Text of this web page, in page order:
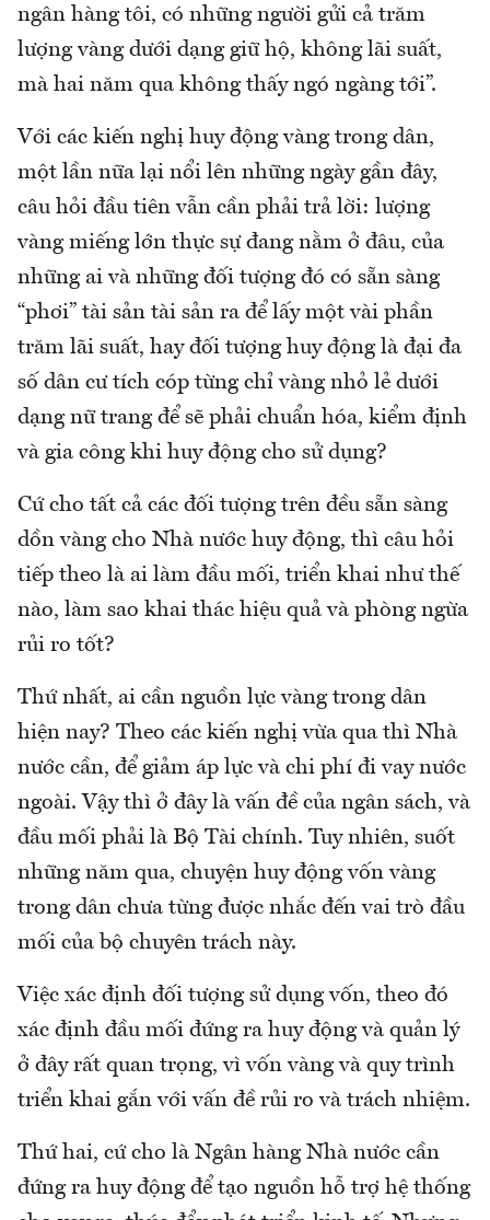
ngân hàng tôi, có những người gửi cả trăm
lượng vàng dưới dạng giữ hộ, không lãi suất,
mà hai năm qua không thấy ngó ngàng tới”.
Với các kiến nghị huy động vàng trong dân,
một lần nữa lại nổi lên những ngày gần đây,
câu hỏi đầu tiên vẫn cần phải trả lời: lượng
vàng miếng lớn thực sự đang nằm ở đâu, của
những ai và những đối tượng đó có sẵn sàng
“phơi” tài sản tài sản ra để lấy một vài phần
trăm lãi suất, hay đối tượng huy động là đại đa
số dân cư tích cóp từng chỉ vàng nhỏ lẻ dưới
dạng nữ trang để sẽ phải chuẩn hóa, kiểm định
và gia công khi huy động cho sử dụng?
Cứ cho tất cả các đối tượng trên đều sẵn sàng
dồn vàng cho Nhà nước huy động, thì câu hỏi
tiếp theo là ai làm đầu mối, triển khai như thế
nào, làm sao khai thác hiệu quả và phòng ngừa
rủi ro tốt?
Thứ nhất, ai cần nguồn lực vàng trong dân
hiện nay? Theo các kiến nghị vừa qua thì Nhà
nước cần, để giảm áp lực và chi phí đi vay nước
ngoài. Vậy thì ở đây là vấn đề của ngân sách, và
đầu mối phải là Bộ Tài chính. Tuy nhiên, suốt
những năm qua, chuyện huy động vốn vàng
trong dân chưa từng được nhắc đến vai trò đầu
mối của bộ chuyên trách này.
Việc xác định đối tượng sử dụng vốn, theo đó
xác định đầu mối đứng ra huy động và quản lý
ở đây rất quan trọng, vì vốn vàng và quy trình
triển khai gắn với vấn đề rủi ro và trách nhiệm.
Thứ hai, cứ cho là Ngân hàng Nhà nước cần
đứng ra huy động để tạo nguồn hỗ trợ hệ thống